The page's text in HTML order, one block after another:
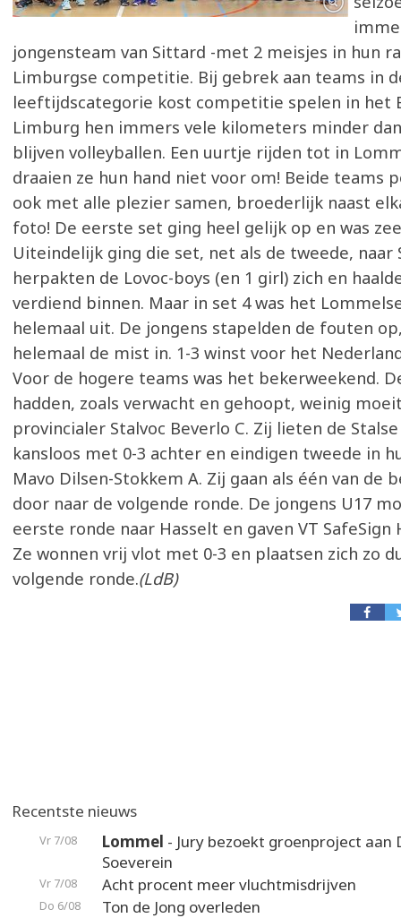
jongensteam van Sittard -met 2 meisjes in hun
Limburgse competitie. Bij gebrek aan teams in
leeftijdscategorie kost competitie spelen in het
Limburg hen immers vele kilometers minder
blijven volleyballen. Een uurtje rijden tot in
draaien ze hun hand niet voor om! Beide teams
ook met alle plezier samen, broederlijk naast
foto! De eerste set ging heel gelijk op en was
Uiteindelijk ging die set, net als de tweede, naar
herpakten de Lovoc-boys (en 1 girl) zich en
verdiend binnen. Maar in set 4 was het
helemaal uit. De jongens stapelden de fouten
helemaal de mist in. 1-3 winst voor het
Voor de hogere teams was het bekerweekend.
hadden, zoals verwacht en gehoopt, weinig
provincialer Stalvoc Beverlo C. Zij lieten de
kansloos met 0-3 achter en eindigen tweede in
Mavo Dilsen-Stokkem A. Zij gaan als één van de
door naar de volgende ronde. De jongens U17
eerste ronde naar Hasselt en gaven VT
Ze wonnen vrij vlot met 0-3 en plaatsen zich zo
volgende ronde.(LdB)
Recentste nieuws
Vr 7/08 Lommel - Jury bezoekt groenproject aan
Soeverein
Vr 7/08 Acht procent meer vluchtmisdrijven
Do 6/08 Ton de Jong overleden